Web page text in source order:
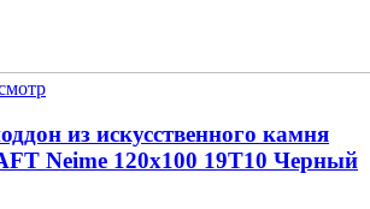
из искусственного камня
Neime 120х100 19T10 Черный